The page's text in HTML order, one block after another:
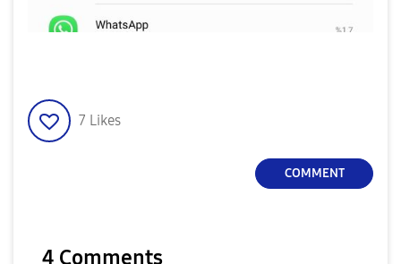
7 Likes
COMMENT
4 Comments